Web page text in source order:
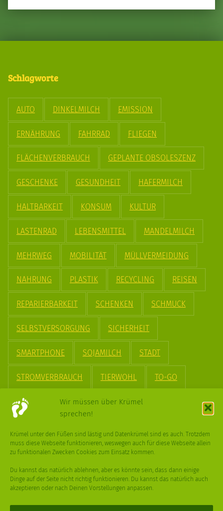
Wir müssen über Krümel
sprechen!
Krümel unter den Füßen sind lästig und Datenkrümel sind es auch. Trotzdem
muss diese Webseite funktionieren, weswegen auch für diese Webseite allein
zu funktionalen Zwecken Cookies zum Einsatz kommen.
Du kannst das natürlich ablehnen, aber es könnte sein, dass dann einige
Dinge auf der Seite nicht richtig funktionieren. Du kannst das natürlich auch
akzeptieren oder nach Deinen Vorstellungen anpassen.
Schlagworte
AUTO DINKELMILCH EMISSION
ERNÄHRUNG FAHRRAD FLIEGEN
FLÄCHENVERBRAUCH GEPLANTE OBSOLESZENZ
GESCHENKE GESUNDHEIT HAFERMILCH
HALTBARKEIT KONSUM KULTUR
LASTENRAD LEBENSMITTEL MANDELMILCH
MEHRWEG MOBILITÄT MÜLLVERMEIDUNG
NAHRUNG PLASTIK RECYCLING REISEN
REPARIERBARKEIT SCHENKEN SCHMUCK
SELBSTVERSORGUNG SICHERHEIT
SMARTPHONE SOJAMILCH STADT
STROMVERBRAUCH TIERWOHL TO-GO
TREND UPCYCLING VEGAN
WEIHNACHTSBAUM WINTER